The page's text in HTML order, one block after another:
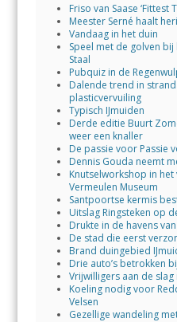
Friso van Saase ‘Fittest
Meester Serné haalt
Vandaag in het duin
Speel met de golven
Staal
Pubquiz in de
Dalende trend in
plasticvervuiling
Typisch IJmuiden
Derde editie Buurt
weer een knaller
De passie voor Passie
Dennis Gouda neemt
Knutselworkshop in
Vermeulen Museum
Santpoortse kermis
Uitslag Ringsteken op
Drukte in de havens
De stad die eerst
Brand duingebied
Drie auto’s betrokken
Vrijwilligers aan de
Koeling nodig voor
Velsen
Gezellige wandeling